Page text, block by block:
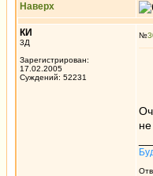
Наверх
КИ
3Д
Зарегистрирован:
17.02.2005
Суждений: 52231
№